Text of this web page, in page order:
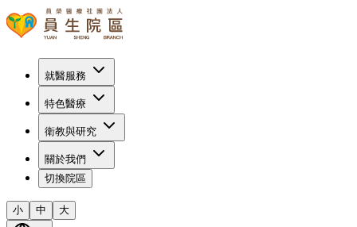
就醫服務
特色醫療
衛教與研究
關於我們
切換院區
小 中 大